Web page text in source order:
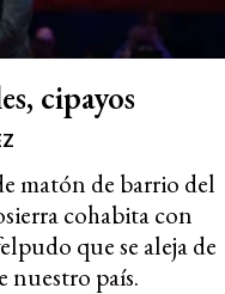
cipayos
matón de barrio del
cohabita con
que se aleja de
nuestro país.